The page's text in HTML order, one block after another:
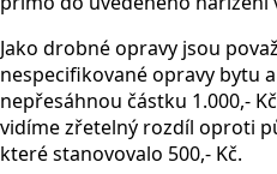
Jako drobné opravy jsou
nespecifikované opravy bytu
nepřesáhnou částku 1.000,-
vidíme zřetelný rozdíl oproti
které stanovovalo 500,- Kč.